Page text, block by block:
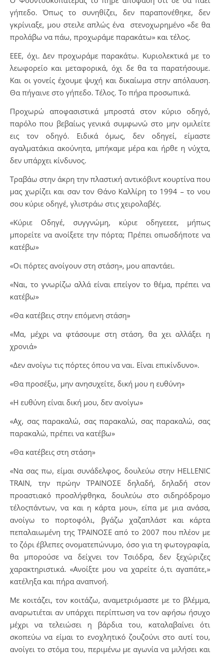
γήπεδο. Όπως το συνηθίζει, δεν παραπονέθηκε, δεν
γκρίνιαξε, μου στειλε απλώς ένα στενοχωρημένο «δε θα
προλάβω να πάω, προχωράμε παρακάτω» και τέλος.
ΕΕΕ, όχι. Δεν προχωράμε παρακάτω. Κυριολεκτικά με το
λεωφορείο και μεταφορικά, όχι δε θα τα παρατήσουμε.
Και οι γονείς έχουμε ψυχή και δικαίωμα στην απόλαυση.
Θα πήγαινε στο γήπεδο. Τέλος. Το πήρα προσωπικά.
Προχωρώ αποφασιστικά μπροστά στον κύριο οδηγό,
παρόλο που βεβαίως γενικά συμφωνώ στο μην ομιλείτε
εις τον οδηγό. Ειδικά όμως, δεν οδηγεί, είμαστε
αγαλματάκια ακούνητα, μπήκαμε μέρα και ήρθε η νύχτα,
δεν υπάρχει κίνδυνος.
Τραβάω στην άκρη την πλαστική αντικόβιντ κουρτίνα που
μας χωρίζει και σαν τον Θάνο Καλλίρη το 1994 – το νου
σου κύριε οδηγέ, γλιστράω στις χειρολαβές.
«Κύριε Οδηγέ, συγγνώμη, κύριε οδηγεεεε, μήπως
μπορείτε να ανοίξετε την πόρτα; Πρέπει οπωσδήποτε να
κατέβω»
«Οι πόρτες ανοίγουν στη στάση», μου απαντάει.
«Ναι, το γνωρίζω αλλά είναι επείγον το θέμα, πρέπει να
κατέβω»
«Θα κατέβεις στην επόμενη στάση»
«Μα, μέχρι να φτάσουμε στη στάση, θα χει αλλάξει η
χρονιά»
«Δεν ανοίγω τις πόρτες όπου να ναι. Είναι επικίνδυνο».
«Θα προσέξω, μην ανησυχείτε, δική μου η ευθύνη»
«Η ευθύνη είναι δική μου, δεν ανοίγω»
«Αχ, σας παρακαλώ, σας παρακαλώ, σας παρακαλώ, σας
παρακαλώ, πρέπει να κατέβω»
«Θα κατέβεις στη στάση»
«Να σας πω, είμαι συνάδελφος, δουλεύω στην HELLENIC
TRAIN, την πρώην ΤΡΑΙΝΟΣΕ δηλαδή, δηλαδή στον
προαστιακό προσλήφθηκα, δουλεύω στο σιδηρόδρομο
τέλοςπάντων, να και η κάρτα μου», είπα με μια ανάσα,
ανοίγω το πορτοφόλι, βγάζω χαζαπλάστ και κάρτα
πεπαλαιωμένη της ΤΡΑΙΝΟΣΕ από το 2007 που πλέον με
το ζόρι έβλεπες ονοματεπώνυμο, όσο για τη φωτογραφία,
θα μπορούσε να δείχνει τον Τσιόδρα, δεν ξεχώριζες
χαρακτηριστικά. «Ανοίξτε μου να χαρείτε ό,τι αγαπάτε,»
κατέληξα και πήρα αναπνοή.
Με κοιτάζει, τον κοιτάζω, αναμετριόμαστε με το βλέμμα,
αναρωτιέται αν υπάρχει περίπτωση να τον αφήσω ήσυχο
μέχρι να τελειώσει η βάρδια του, καταλαβαίνει ότι
σκοπεύω να είμαι το ενοχλητικό ζουζούνι στο αυτί του,
ανοίγει το στόμα του, περιμένω με αγωνία να μιλήσει και